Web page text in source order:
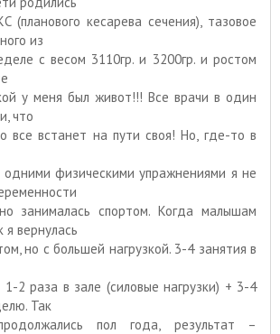
(планового кесарева сечения), тазовое
из
с весом 3110гр. и 3200гр. и ростом
у меня был живот!!! Все врачи в один
что
все встанет на пути своя! Но, где-то в
одними физическими упражнениями я не
занималась спортом. Когда малышам
я вернулась
но с большей нагрузкой. 3-4 занятия в
1-2 раза в зале (силовые нагрузки) + 3-4
Так
пол года, результат –